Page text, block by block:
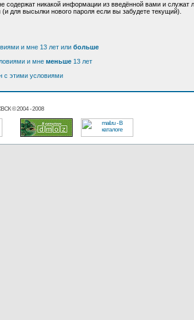
никакой информации из введённой вами и служат
для высылки нового пароля если вы забудете текущий).
и мне 13 лет или больше
и мне меньше 13 лет
с этими условиями
© 2004 - 2008